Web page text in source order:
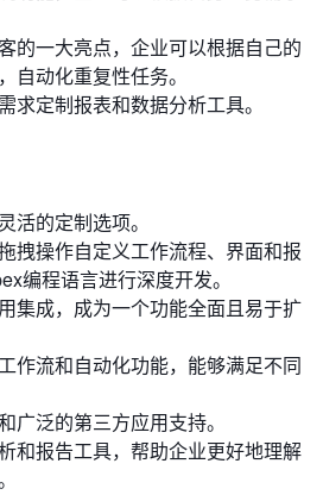
的一大亮点，企业可以根据自己的
自动化重复性任务。
求定制报表和数据分析工具。
活的定制选项。
拽操作自定义工作流程、界面和报
编程语言进行深度开发。
集成，成为一个功能全面且易于扩
作流和自动化功能，能够满足不同
广泛的第三方应用支持。
和报告工具，帮助企业更好地理解